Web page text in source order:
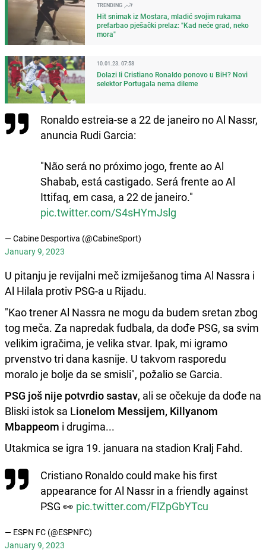
TRENDING
Hit snimak iz Mostara, mladić svojim rukama
prefarbao pješački prelaz: "Kad neće grad, neko
mora"
10.01.23. 07:58
Dolazi li Cristiano Ronaldo ponovo u BiH? Novi
selektor Portugala nema dileme
Ronaldo estreia-se a 22 de janeiro no Al Nassr,
anuncia Rudi Garcia:
"Não será no próximo jogo, frente ao Al
Shabab, está castigado. Será frente ao Al
Ittifaq, em casa, a 22 de janeiro."
pic.twitter.com/S4sHYmJslg
— Cabine Desportiva (@CabineSport)
January 9, 2023
U pitanju je revijalni meč izmiješanog tima Al Nassra i
Al Hilala protiv PSG-a u Rijadu.
"Kao trener Al Nassra ne mogu da budem sretan zbog
tog meča. Za napredak fudbala, da dođe PSG, sa svim
velikim igračima, je velika stvar. Ipak, mi igramo
prvenstvo tri dana kasnije. U takvom rasporedu
moralo je bolje da se smisli", požalio se Garcia.
PSG još nije potvrdio sastav, ali se očekuje da dođe na
Bliski istok sa Lionelom Messijem, Killyanom
Mbappeom i drugima...
Utakmica se igra 19. januara na stadion Kralj Fahd.
Cristiano Ronaldo could make his first
appearance for Al Nassr in a friendly against
PSG 👀 pic.twitter.com/FlZpGbYTcu
— ESPN FC (@ESPNFC)
January 9, 2023